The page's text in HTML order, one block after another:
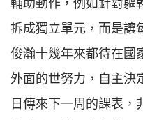
輔助動作，例如針對軀
拆成獨立單元，而是讓
俊瀚十幾年來都待在國
外面的世努力，自主決
日傳來下一周的課表，